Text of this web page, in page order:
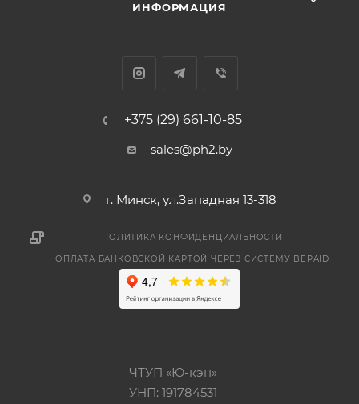
ИНФОРМАЦИЯ
+375 (29) 661-10-85
sales@ph2.by
г. Минск, ул.Западная 13-318
ПОЛИТИКА КОНФИДЕНЦИАЛЬНОСТИ
ОПЛАТА БАНКОВСКОЙ КАРТОЙ ЧЕРЕЗ СИСТЕМУ BEPAID
ЧТУП «Ю-кэн»
УНП: 191784531